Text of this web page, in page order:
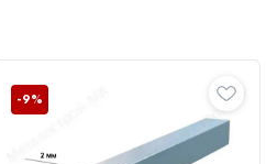
-9%